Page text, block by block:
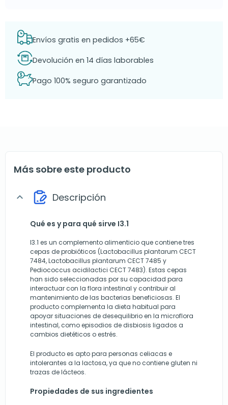
Envíos gratis en pedidos +65€
Devolución en 14 días laborables
Pago 100% seguro garantizado
Más sobre este producto
expand_more Descripción
Qué es y para qué sirve I3.1
I3.1 es un complemento alimenticio que contiene tres
cepas de probióticos (Lactobacillus plantarum CECT
7484, Lactobacillus plantarum CECT 7485 y
Pediococcus acidilactici CECT 7483). Estas cepas
han sido seleccionadas por su capacidad para
interactuar con la flora intestinal y contribuir al
mantenimiento de las bacterias beneficiosas. El
producto complementa la dieta habitual para
apoyar situaciones de desequilibrio en la microflora
intestinal, como episodios de disbiosis ligados a
cambios dietéticos o estrés.
El producto es apto para personas celiacas e
intolerantes a la lactosa, ya que no contiene gluten ni
trazas de lácteos.
Propiedades de sus ingredientes